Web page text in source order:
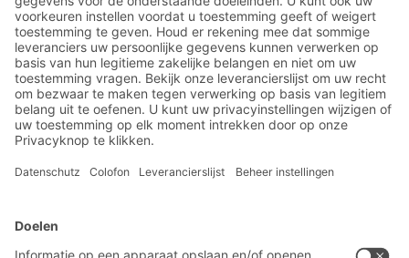
Magazijn- en logistiek
nieuws
Exclusieve kortingen
Innovaties
Inschrijven nieuwsbrief
BITO-oplossingen